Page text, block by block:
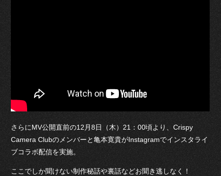
さらにMV公開直前の12月8日（木）21：00頃より、Crispy
Camera Clubのメンバーと亀本寛貴がInstagramでインスタライ
ブコラボ配信を実施。
ここでしか聞けない制作秘話や裏話などお聞き逃しなく！